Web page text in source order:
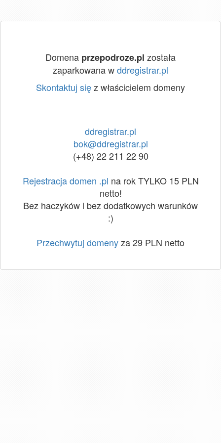
Domena przepodroze.pl została
zaparkowana wddregistrar.pl
Skontaktuj sięz właścicielem domeny
ddregistrar.pl
bok@ddregistrar.pl
(+48) 22 211 22 90
Rejestracja domen .pl na rok TYLKO 15 PLN
netto!
Bez haczyków i bez dodatkowych warunków
:)
Przechwytuj domenyza 29 PLN netto